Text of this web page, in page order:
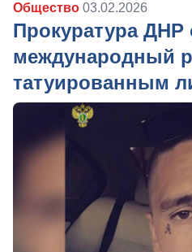
Общество 03.02.2026
Прокуратура ДНР
международный
татуированным